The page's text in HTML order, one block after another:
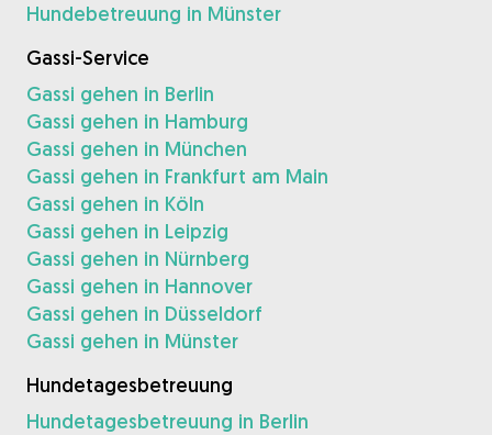
Hundebetreuung in Münster
Gassi-Service
Gassi gehen in Berlin
Gassi gehen in Hamburg
Gassi gehen in München
Gassi gehen in Frankfurt am Main
Gassi gehen in Köln
Gassi gehen in Leipzig
Gassi gehen in Nürnberg
Gassi gehen in Hannover
Gassi gehen in Düsseldorf
Gassi gehen in Münster
Hundetagesbetreuung
Hundetagesbetreuung in Berlin